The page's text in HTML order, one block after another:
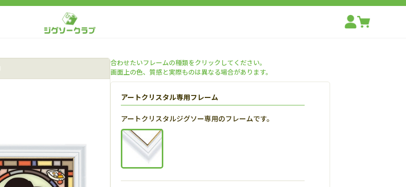
合わせたいフレームの種類をクリックしてください。
画面上の色、質感と実際ものは異なる場合があります。
アートクリスタル専用フレーム
アートクリスタルジグソー専用のフレームです。